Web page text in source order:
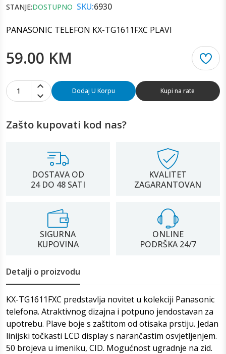
STANJE:DOSTUPNO SKU:6930
PANASONIC TELEFON KX-TG1611FXC PLAVI
59.00 KM
1 Dodaj U Korpu Kupi na rate
Zašto kupovati kod nas?
DOSTAVA OD
24 DO 48 SATI
KVALITET
ZAGARANTOVAN
SIGURNA
KUPOVINA
ONLINE
PODRŠKA 24/7
Detalji o proizvodu
KX-TG1611FXC predstavlja novitet u kolekciji Panasonic
telefona. Atraktivnog dizajna i potpuno jendostavan za
upotrebu. Plave boje s zaštitom od otisaka prstiju. Jedan
linijski točkasti LCD display s narančastim osvjetljenjem.
50 brojeva u imeniku, CID. Mogućnost ugradnje na zid.